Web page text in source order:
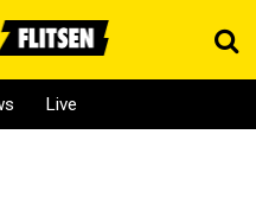
Live